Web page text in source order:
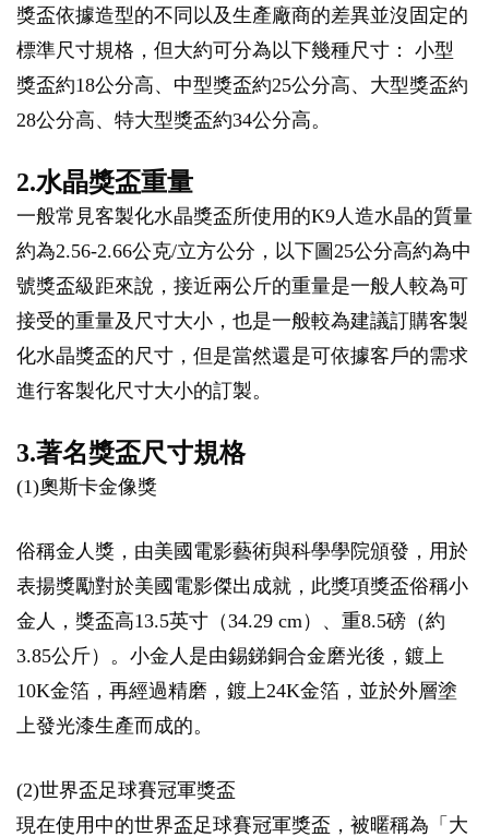
獎盃依據造型的不同以及生產廠商的差異並沒固定的
標準尺寸規格，但大約可分為以下幾種尺寸： 小型
獎盃約18公分高、中型獎盃約25公分高、大型獎盃約
28公分高、特大型獎盃約34公分高。
2.水晶獎盃重量
一般常見客製化水晶獎盃所使用的K9人造水晶的質量
約為2.56-2.66公克/立方公分，以下圖25公分高約為中
號獎盃級距來說，接近兩公斤的重量是一般人較為可
接受的重量及尺寸大小，也是一般較為建議訂購客製
化水晶獎盃的尺寸，但是當然還是可依據客戶的需求
進行客製化尺寸大小的訂製。
3.著名獎盃尺寸規格
(1)奧斯卡金像獎
俗稱金人獎，由美國電影藝術與科學學院頒發，用於
表揚獎勵對於美國電影傑出成就，此獎項獎盃俗稱小
金人，獎盃高13.5英寸（34.29 cm）、重8.5磅（約
3.85公斤）。小金人是由錫銻銅合金磨光後，鍍上
10K金箔，再經過精磨，鍍上24K金箔，並於外層塗
上發光漆生產而成的。
(2)世界盃足球賽冠軍獎盃
現在使用中的世界盃足球賽冠軍獎盃，被暱稱為「大